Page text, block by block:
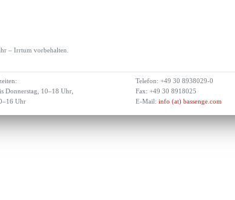
– Irrtum vorbehalten.
Donnerstag, 10–18 Uhr,
Uhr
Telefon: +49 30 8938029-0
Fax: +49 30 8918025
E-Mail: info (at) bassenge.com